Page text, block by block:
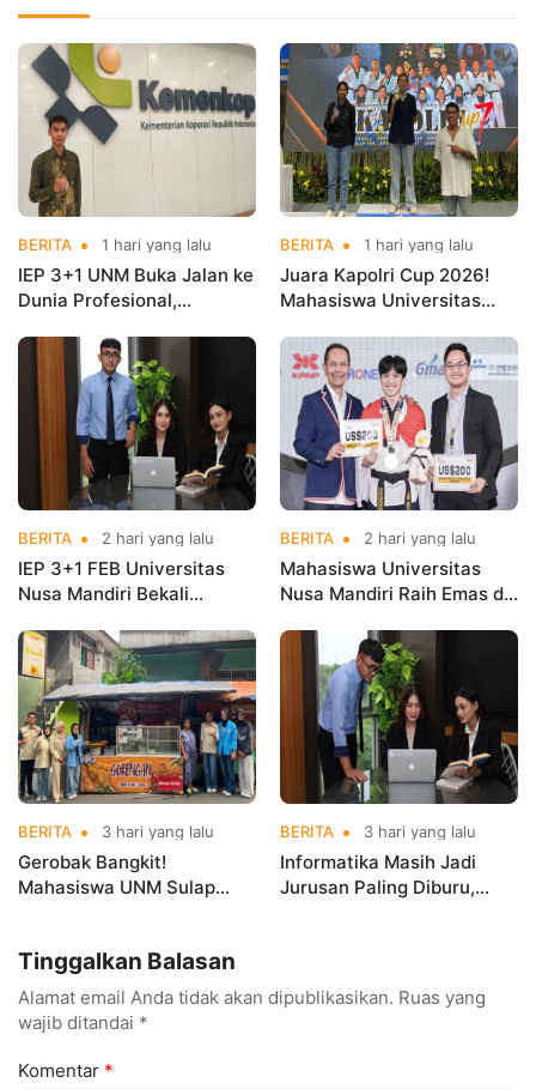
BERITA 1 hari yang lalu
IEP 3+1 UNM Buka Jalan ke
Dunia Profesional,
Kementerian Koperasi
BERITA 1 hari yang lalu
Juara Kapolri Cup 2026!
Mahasiswa Universitas
Nama Kampus di Kejurnas
Taekwondo
BERITA 2 hari yang lalu
IEP 3+1 FEB Universitas
Nusa Mandiri Bekali
Kerja Sebelum Lulus
BERITA 2 hari yang lalu
Mahasiswa Universitas
Nusa Mandiri Raih Emas di
Indonesia Open
Championships 2026
BERITA 3 hari yang lalu
Gerobak Bangkit!
Mahasiswa UNM Sulap
BERITA 3 hari yang lalu
Informatika Masih Jadi
Jurusan Paling Diburu,
Tinggalkan Balasan
Alamat email Anda tidak akan dipublikasikan. Ruas yang
wajib ditandai *
Komentar *